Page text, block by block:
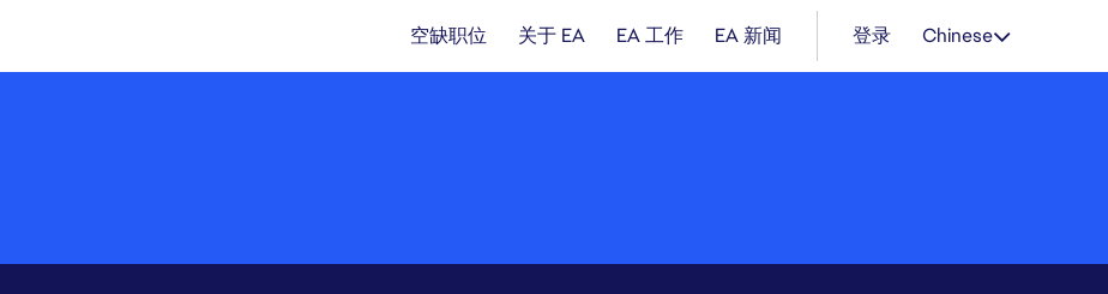
空缺职位 关于 EA EA 工作 EA 新闻 登录 Chinese